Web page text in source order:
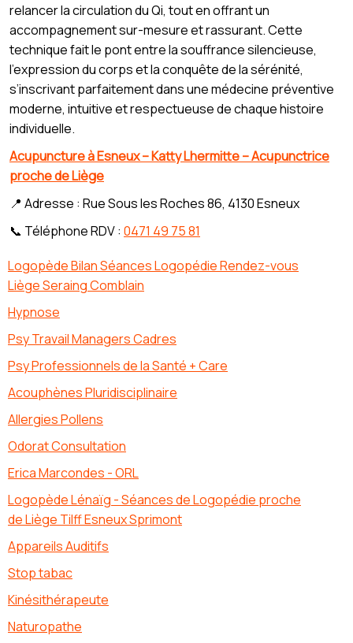
relancer la circulation du Qi, tout en offrant un
accompagnement sur-mesure et rassurant. Cette
technique fait le pont entre la souffrance silencieuse,
l’expression du corps et la conquête de la sérénité,
s’inscrivant parfaitement dans une médecine préventive
moderne, intuitive et respectueuse de chaque histoire
individuelle.
Acupuncture à Esneux – Katty Lhermitte – Acupunctrice
proche de Liège
📍 Adresse : Rue Sous les Roches 86, 4130 Esneux
📞 Téléphone RDV : 0471 49 75 81
Logopède Bilan Séances Logopédie Rendez-vous
Liège Seraing Comblain
Hypnose
Psy Travail Managers Cadres
Psy Professionnels de la Santé + Care
Acouphènes Pluridisciplinaire
Allergies Pollens
Odorat Consultation
Erica Marcondes - ORL
Logopède Lénaïg - Séances de Logopédie proche
de Liège Tilff Esneux Sprimont
Appareils Auditifs
Stop tabac
Kinésithérapeute
Naturopathe